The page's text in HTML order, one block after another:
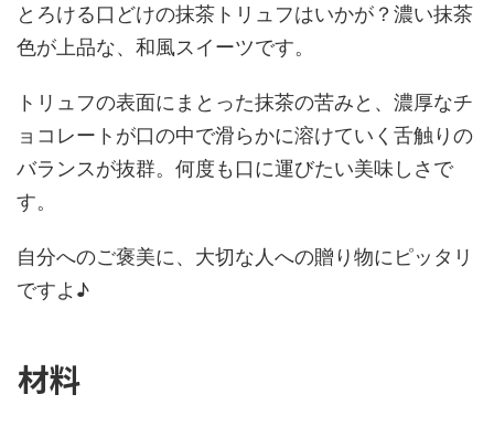
とろける口どけの抹茶トリュフはいかが？濃い抹茶
色が上品な、和風スイーツです。
トリュフの表面にまとった抹茶の苦みと、濃厚なチ
ョコレートが口の中で滑らかに溶けていく舌触りの
バランスが抜群。何度も口に運びたい美味しさで
す。
自分へのご褒美に、大切な人への贈り物にピッタリ
ですよ♪
材料